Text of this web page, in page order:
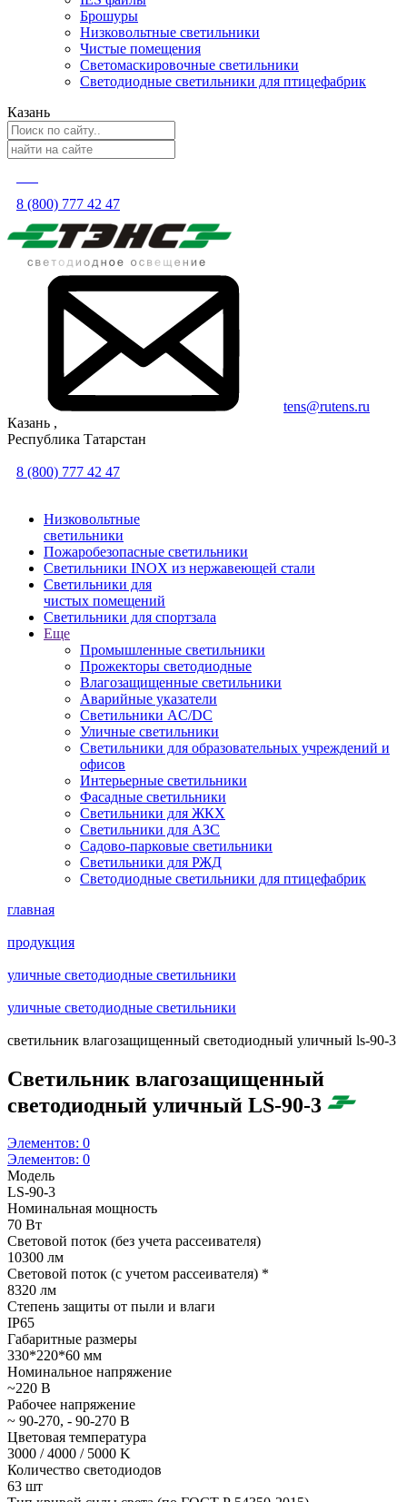
Брошуры
Низковольтные светильники
Чистые помещения
Светомаскировочные светильники
Светодиодные светильники для птицефабрик
Казань
8 (800) 777 42 47
tens@rutens.ru
Казань ,
Республика Татарстан
8 (800) 777 42 47
Низковольтные
светильники
Пожаробезопасные светильники
Светильники INOX из нержавеющей стали
Светильники для
чистых помещений
Светильники для спортзала
Еще
Промышленные светильники
Прожекторы светодиодные
Влагозащищенные светильники
Аварийные указатели
Светильники AC/DC
Уличные светильники
Светильники для образовательных учреждений и
офисов
Интерьерные светильники
Фасадные светильники
Светильники для ЖКХ
Светильники для АЗС
Садово-парковые светильники
Светильники для РЖД
Светодиодные светильники для птицефабрик
главная
продукция
уличные светодиодные светильники
уличные светодиодные светильники
cветильник влагозащищенный светодиодный уличный ls-90-3
Cветильник влагозащищенный
светодиодный уличный LS-90-3
Элементов: 0
Элементов: 0
Модель
LS-90-3
Номинальная мощность
70 Вт
Световой поток (без учета рассеивателя)
10300 лм
Световой поток (с учетом рассеивателя) *
8320 лм
Степень защиты от пыли и влаги
IP65
Габаритные размеры
330*220*60 мм
Номинальное напряжение
~220 В
Рабочее напряжение
~ 90-270, - 90-270 В
Цветовая температура
3000 / 4000 / 5000 K
Количество светодиодов
63 шт